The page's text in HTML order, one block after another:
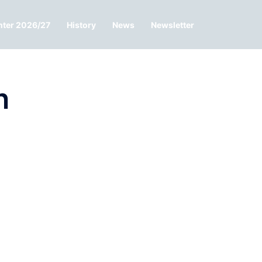
2026/27 History News Newsletter